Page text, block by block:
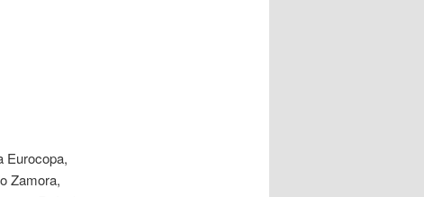
Eurocopa,
Zamora,